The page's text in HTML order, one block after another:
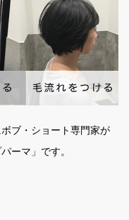
ブ・ショート専門家が
ーマ」です。